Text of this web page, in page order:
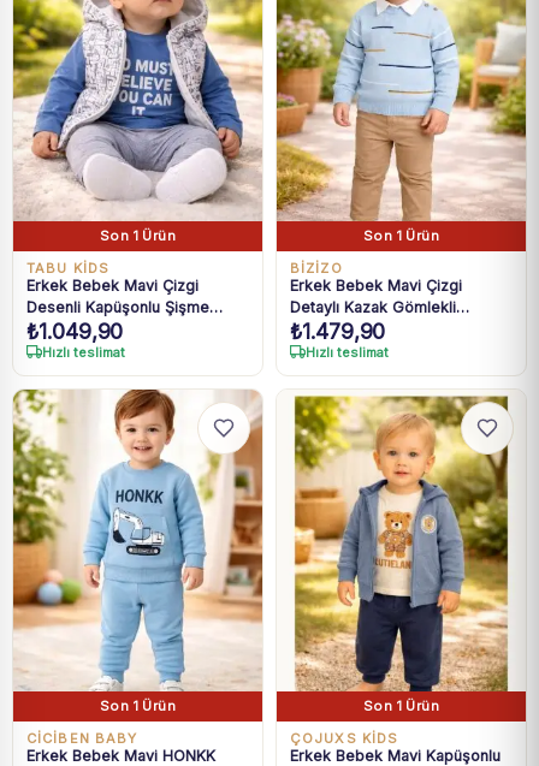
Son 1 Ürün
TABU KİDS
Erkek Bebek Mavi Çizgi
Desenli Kapüşonlu Şişme
Yelekli Takım 6-18 Ay
₺1.049,90
Hızlı teslimat
Son 1 Ürün
BİZİZO
Erkek Bebek Mavi Çizgi
Detaylı Kazak Gömlekli
Pantolon Takım 9-24 Ay
₺1.479,90
Hızlı teslimat
Son 1 Ürün
CICIBEN BABY
Erkek Bebek Mavi HONKK
Son 1 Ürün
ÇOJUXS KİDS
Erkek Bebek Mavi Kapüşonlu